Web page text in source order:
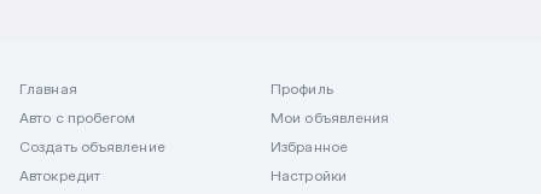
Главная
Авто с пробегом
Создать объявление
Автокредит
Профиль
Мои объявления
Избранное
Настройки